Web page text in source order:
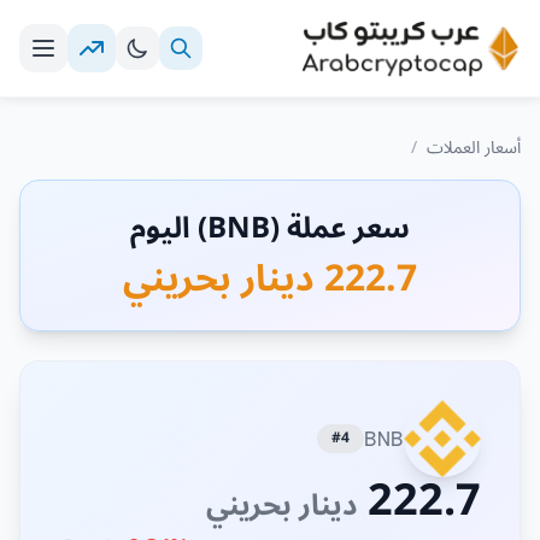
أسعار العملات /
سعر عملة (BNB) اليوم
222.7 دينار بحريني
BNB
#4
222.7دينار بحريني